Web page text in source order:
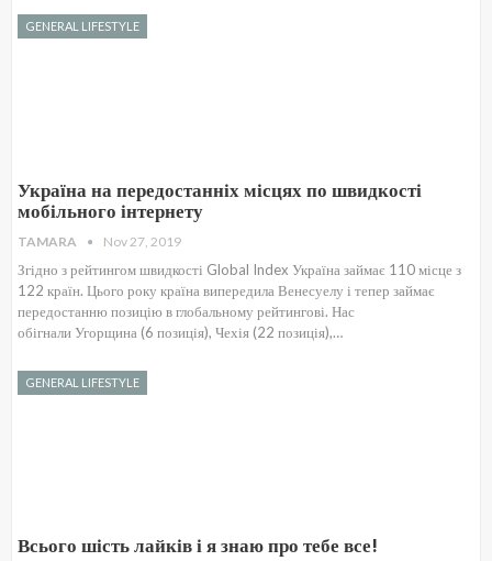
GENERAL LIFESTYLE
Україна на передостанніх місцях по швидкості
мобільного інтернету
TAMARA Nov 27, 2019
Згідно з рейтингом швидкості Global Index Україна займає 110 місце з
122 країн. Цього року країна випередила Венесуелу і тепер займає
передостанню позицію в глобальному рейтингові. Нас
обігнали Угорщина (6 позиція), Чехія (22 позиція),…
GENERAL LIFESTYLE
Всього шість лайків і я знаю про тебе все!